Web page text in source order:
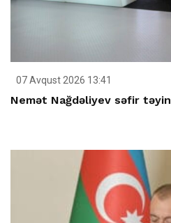
07 Avqust 2026 13:41
Nemət Nağdəliyev səfir